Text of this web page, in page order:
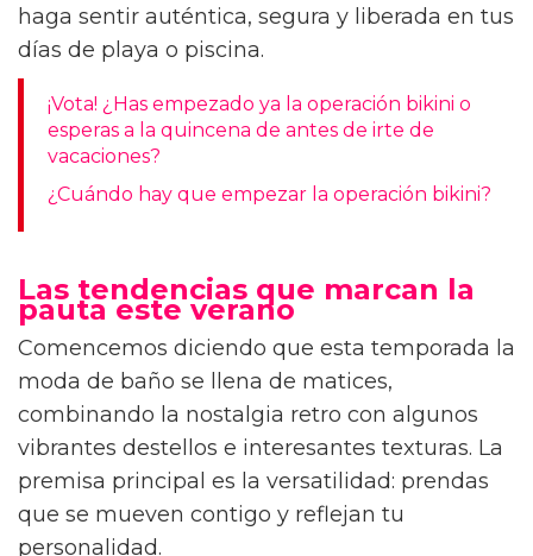
tendencia, comodidad y un ajuste real que te
haga sentir auténtica, segura y liberada en tus
días de playa o piscina.
¡Vota! ¿Has empezado ya la operación bikini o
esperas a la quincena de antes de irte de
vacaciones?
Las tendencias que marcan la
pauta este verano
Comencemos diciendo que esta temporada la
moda de baño se llena de matices,
combinando la nostalgia retro con algunos
vibrantes destellos e interesantes texturas. La
premisa principal es la versatilidad: prendas
que se mueven contigo y reflejan tu